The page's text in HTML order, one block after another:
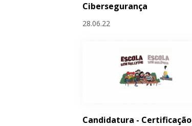
Cibersegurança
28.06.22
Candidatura - Certificação